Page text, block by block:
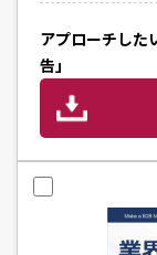
アプローチした
告」